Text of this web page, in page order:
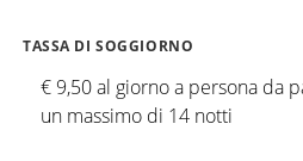
TASSA DI SOGGIORNO
€ 9,50 al giorno a persona da
un massimo di 14 notti